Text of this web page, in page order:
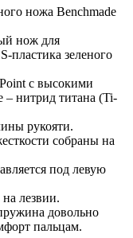
ножа Benchmade
нож для
пластика зеленого
с высокими
нитрид титана (Ti-
рукояти.
собраны на
под левую
лезвии.
довольно
пальцам.